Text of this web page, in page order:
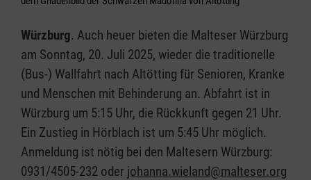
Würzburg. Auch heuer bieten die Malteser Würzburg
am Sonntag, 20. Juli 2025, wieder die traditionelle
(Bus-) Wallfahrt nach Altötting für Senioren, Kranke
und Menschen mit Behinderung an. Abfahrt ist in
Würzburg um 5:15 Uhr, die Rückkunft gegen 21 Uhr.
Ein Zustieg in Hörblach ist um 5:45 Uhr möglich.
Anmeldung ist nötig bei den Maltesern Würzburg:
0931/4505-232 oder johanna.wieland@malteser.org